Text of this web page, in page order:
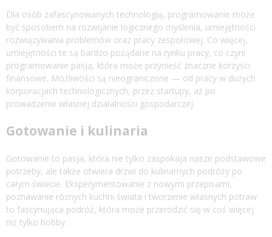
Dla osób zafascynowanych technologią, programowanie może
być sposobem na rozwijanie logicznego myślenia, umiejętności
rozwiązywania problemów oraz pracy zespołowej. Co więcej,
umiejętności te są bardzo pożądane na rynku pracy, co czyni
programowanie pasją, która może przynieść znaczne korzyści
finansowe. Możliwości są nieograniczone — od pracy w dużych
korporacjach technologicznych, przez startupy, aż po
prowadzenie własnej działalności gospodarczej.
Gotowanie i kulinaria
Gotowanie to pasja, która nie tylko zaspokaja nasze podstawowe
potrzeby, ale także otwiera drzwi do kulinarnych podróży po
całym świecie. Eksperymentowanie z nowymi przepisami,
poznawanie różnych kuchni świata i tworzenie własnych potraw
to fascynująca podróż, która może przerodzić się w coś więcej
niż tylko hobby.